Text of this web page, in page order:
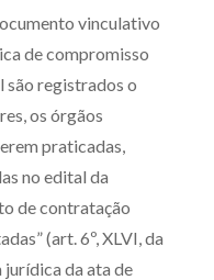
RSS
4698
80240-000
vinculativo
de compromisso
são registrados o
os órgãos
praticadas,
no edital da
de contratação
(art. 6º, XLVI, da
jurídica da ata de